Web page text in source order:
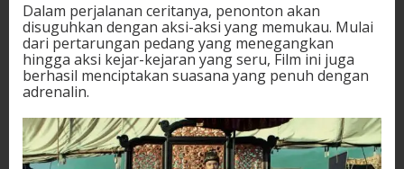
Dalam perjalanan ceritanya, penonton akan
disuguhkan dengan aksi-aksi yang memukau. Mulai
dari pertarungan pedang yang menegangkan
hingga aksi kejar-kejaran yang seru, Film ini juga
berhasil menciptakan suasana yang penuh dengan
adrenalin.